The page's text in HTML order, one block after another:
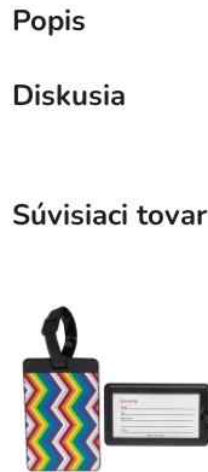
Popis
Diskusia
Súvisiaci tovar